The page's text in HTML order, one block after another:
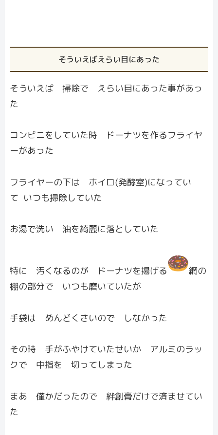
そういえばえらい目にあった
そういえば 掃除で えらい目にあった事があっ
た
コンビニをしていた時 ドーナツを作るフライヤ
ーがあった
フライヤーの下は ホイロ(発酵室)になってい
て いつも掃除していた
お湯で洗い 油を綺麗に落としていた
特に 汚くなるのが ドーナツを揚げる
網の
棚の部分で いつも磨いていたが
手袋は めんどくさいので しなかった
その時 手がふやけていたせいか アルミのラッ
クで 中指を 切ってしまった
まあ 僅かだったので 絆創膏だけで済ませてい
た